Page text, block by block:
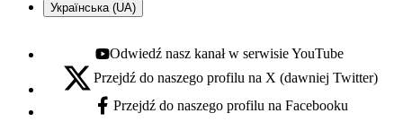
Українська (UA)
Youtube - otwiera się w nowej karcie
Odwiedź nasz kanał w serwisie YouTube
X - otwiera się w nowej karcie
Przejdź do naszego profilu na X (dawniej Twitter)
Facebook - otwiera się w nowej karcie
Przejdź do naszego profilu na Facebooku